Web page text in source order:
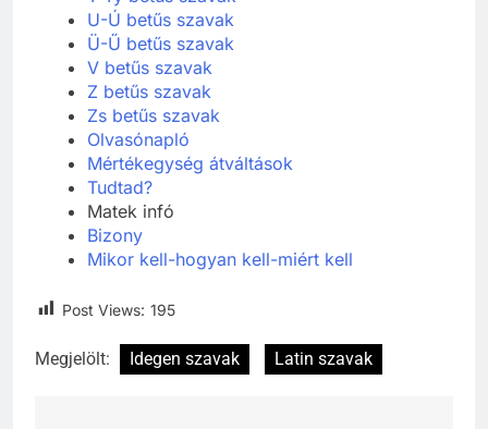
U-Ú betűs szavak
Ü-Ű betűs szavak
V betűs szavak
Z betűs szavak
Zs betűs szavak
Olvasónapló
Mértékegység átváltások
Tudtad?
Matek infó
Bizony
Mikor kell-hogyan kell-miért kell
Post Views: 195
Megjelölt: Idegen szavak Latin szavak